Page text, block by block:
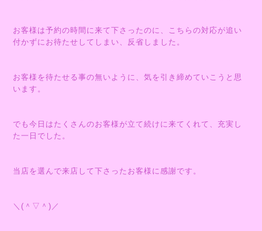
お客様は予約の時間に来て下さったのに、こちらの対応が追い
付かずにお待たせしてしまい、反省しました。
お客様を待たせる事の無いように、気を引き締めていこうと思
います。
でも今日はたくさんのお客様が立て続けに来てくれて、充実し
た一日でした。
当店を選んで来店して下さったお客様に感謝です。
＼(＾▽＾)／